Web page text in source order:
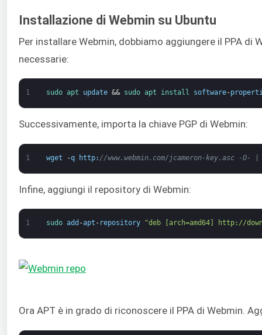
Installazione di Webmin su Ubuntu
Per installare Webmin, dobbiamo aggiungere il PPA
necessarie:
1 sudo apt update && sudo apt install software-
Successivamente, importa la chiave PGP di Webmin:
1 wget -q http: //www.webmin.com/jcameron-key.asc -O-
Infine, aggiungi il repository di Webmin:
1 sudo add -apt - repository "deb [arch=amd64] http://
Ora APT è in grado di riconoscere il PPA di Webmin.